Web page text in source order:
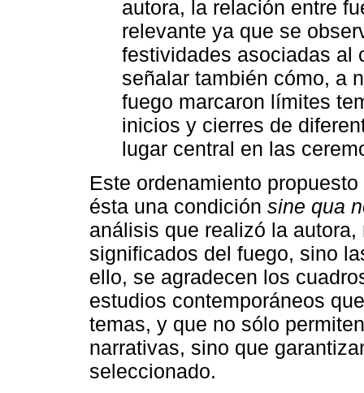
autora, la relación entre
relevante ya que se
festividades asociadas al
señalar también cómo, a
fuego marcaron límites
inicios y cierres de
lugar central en las
Este ordenamiento
ésta una condición sine qua
análisis que realizó la
significados del fuego, sino
ello, se agradecen los
estudios contemporáneos
temas, y que no sólo
narrativas, sino que
seleccionado.